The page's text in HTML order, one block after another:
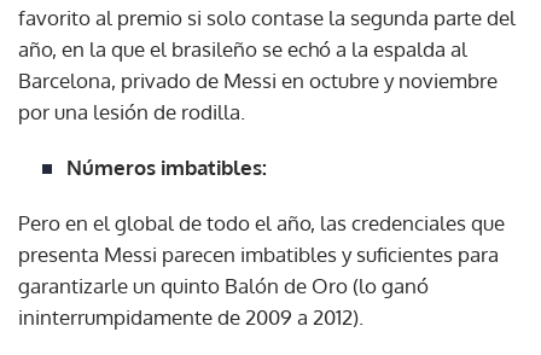
favorito al premio si solo contase la segunda parte del
año, en la que el brasileño se echó a la espalda al
Barcelona, privado de Messi en octubre y noviembre
por una lesión de rodilla.
Números imbatibles:
Pero en el global de todo el año, las credenciales que
presenta Messi parecen imbatibles y suficientes para
garantizarle un quinto Balón de Oro (lo ganó
ininterrumpidamente de 2009 a 2012).